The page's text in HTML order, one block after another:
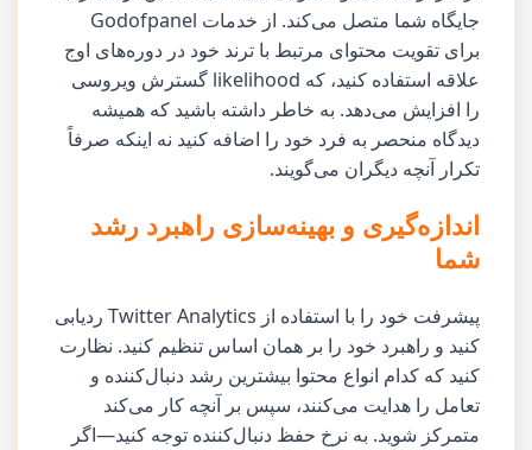
جایگاه شما متصل می‌کند. از خدمات Godofpanel
برای تقویت محتوای مرتبط با ترند خود در دوره‌های اوج
علاقه استفاده کنید، که likelihood گسترش ویروسی
را افزایش می‌دهد. به خاطر داشته باشید که همیشه
دیدگاه منحصر به فرد خود را اضافه کنید نه اینکه صرفاً
تکرار آنچه دیگران می‌گویند.
اندازه‌گیری و بهینه‌سازی راهبرد رشد
شما
پیشرفت خود را با استفاده از Twitter Analytics ردیابی
کنید و راهبرد خود را بر همان اساس تنظیم کنید. نظارت
کنید که کدام انواع محتوا بیشترین رشد دنبال‌کننده و
تعامل را هدایت می‌کنند، سپس بر آنچه کار می‌کند
متمرکز شوید. به نرخ حفظ دنبال‌کننده توجه کنید—اگر